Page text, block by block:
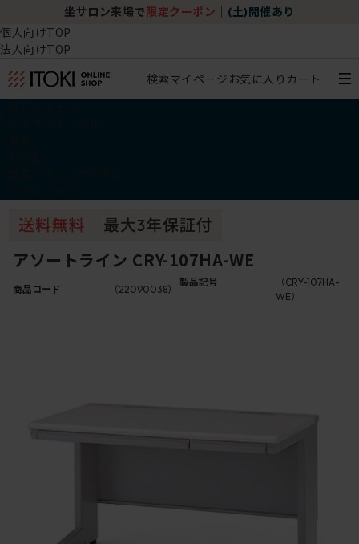
坐サロン来場で 限定クーポン (土)開催あり
個人向けTOP
法人向けTOP
検索マイページ お気に入り カート
アソートライン CRY-107HA-WE
商品コード （22090038）
製品記号
（CRY-107HA-
WE）